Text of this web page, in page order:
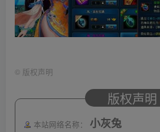
© 版权声明
版权声明
本站网络名称： 小灰兔